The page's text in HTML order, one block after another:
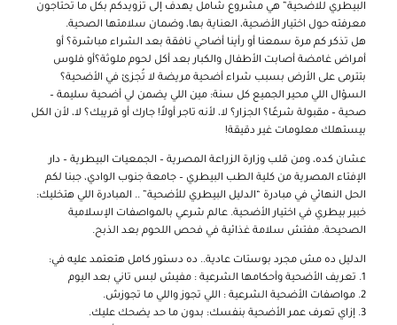
البيطري للاضحية” هي مشروع شامل يهدف إلى تزويدكم بكل ما تحتاجون
معرفته حول اختيار الأضحية، العناية بها، وضمان سلامتها الصحية.
هل تذكر كم مرة سمعنا أو رأينا أضاحي نافقة بعد الشراء مباشرة؟ أو
أمراض غامضة أصابت الأطفال والكبار بعد أكل لحوم ملوثة؟أو فلوس
بتترمى على الأرض بسبب شراء أضحية مريضة لا تُجزئ في الأضحية؟
السؤال اللي محير الجميع كل سنة: مين اللي يضمن لي أضحية سليمة –
صحية – مقبولة شرعًا؟ الجزار؟ لا، لأنه تاجر أولاً! جارك أو قريبك؟ لا، لأن الكل
بيستهلك معلومات غير دقيقة!
عشان كده، ومن قلب وزارة الزراعة المصرية – الجمعيات البيطرية – دار
الإفتاء المصرية من كلية الطب البيطري – جامعة جنوب الوادي، جبنا لكم
الحل النهائي في مبادرة “الدليل البيطري للأضحية” .. المبادرة اللي هتخليك:
خبير بيطري في اختيار الأضحية. عالم شرعي بالمواصفات الإسلامية
الصحيحة. مفتش سلامة غذائية في فحص اللحوم بعد الذبح.
الدليل ده مش مجرد بوستات عادية.. ده دستور كامل هتعتمد عليه في:
1. تعريف الأضحية وأحكامها الشرعية : مفيش لبس تاني بعد اليوم
2. مواصفات الأضحية الشرعية : اللي تجوز واللي ما تجوزش.
3. إزاي تعرف عمر الأضحية بنفسك: بدون ما حد يضحك عليك.